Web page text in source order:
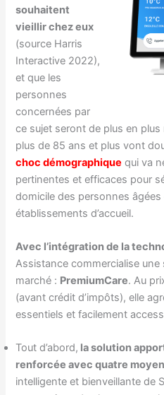
souhaitent
vieillir chez eux
(source Harris
Interactive 2022),
et que les
personnes
concernées par
ce sujet seront de plus en
plus de 85 ans et plus vont
choc démographique qui va
pertinentes et efficaces pour
domicile des personnes âgées
établissements d’accueil.
Avec l’intégration de la
Assistance commercialise une
marché : PremiumCare. Au
(avant crédit d’impôts), elle
essentiels et facilement
Tout d’abord, la solution
renforcée avec quatre
intelligente et bienveillante de